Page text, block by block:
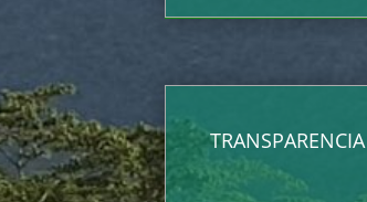
TRANSPARENCIA